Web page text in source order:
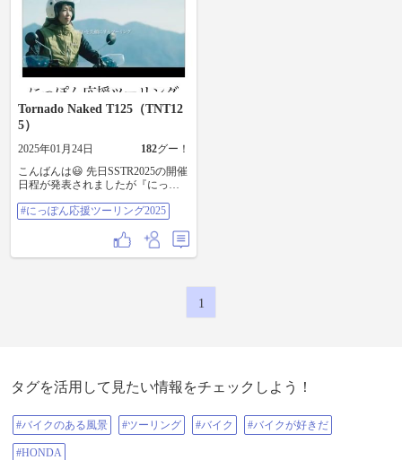
Tornado Naked T125（TNT12
5）
2025年01月24日 182グー！
こんばんは😃 先日SSTR2025の開催
日程が発表されましたが『にっぽ
されました！ ポイント登録はSSTR
イントも半端なく多くなるので 完
ですか⁉️ 我々ライダーの手で日本を
#にっぽん応援ツーリング2025
1
タグを活用して見たい情報をチェックしよう！
#バイクのある風景 #ツーリング #バイク #バイクが好きだ
#HONDA